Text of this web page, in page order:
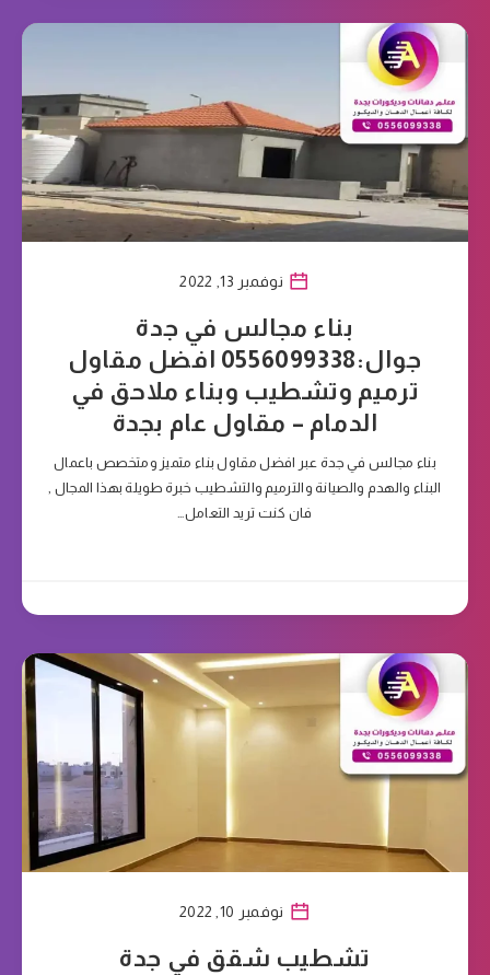
نوفمبر 13, 2022
بناء مجالس في جدة
جوال:0556099338 افضل مقاول
ترميم وتشطيب وبناء ملاحق في
الدمام – مقاول عام بجدة
بناء مجالس في جدة عبر افضل مقاول بناء متميز ومتخصص باعمال
البناء والهدم والصيانة والترميم والتشطيب خبرة طويلة بهذا المجال ,
فان كنت تريد التعامل…
نوفمبر 10, 2022
تشطيب شقق في جدة